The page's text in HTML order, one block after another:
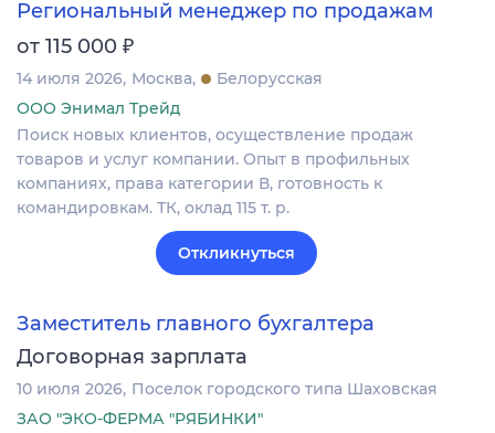
Региональный менеджер по продажам
от 115 000 ₽
14 июля 2026 Москва
Белорусская
ООО Энимал Трейд
Поиск новых клиентов, осуществление продаж
товаров и услуг компании. Опыт в профильных
компаниях, права категории В, готовность к
командировкам. ТК, оклад 115 т. р.
Откликнуться
Заместитель главного бухгалтера
Договорная зарплата
10 июля 2026 Поселок городского типа Шаховская
ЗАО "ЭКО-ФЕРМА "РЯБИНКИ"